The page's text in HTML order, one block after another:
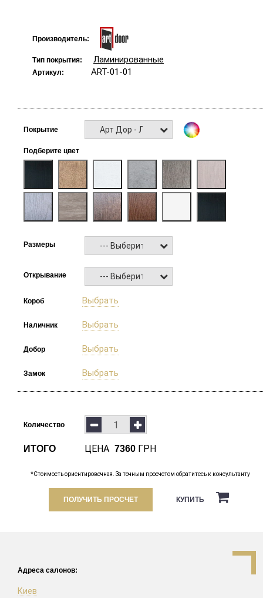
Производитель:
Тип покрытия: Ламинированные
Артикул: ART-01-01
Покрытие Арт Дор - Ламинат
Подберите цвет
Размеры --- Выберите ---
Открывание --- Выберите ---
Короб Выбрать
Наличник Выбрать
Добор Выбрать
Замок Выбрать
Количество
ИТОГО ЦЕНА 7360 ГРН
*Стоимость ориентировочная. За точным просчетом обратитесь к консультанту
ПОЛУЧИТЬ ПРОСЧЕТ КУПИТЬ
Адреса салонов:
Киев